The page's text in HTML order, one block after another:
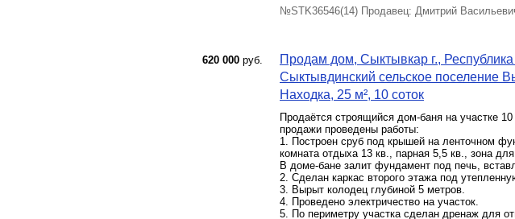
№STK36546(14) Продавец: Дмитрий
620 000 руб.
Продам дом, Сыктывкар г.,
Сыктывдинский сельское поселение
Находка, 25 м², 10 соток
Продаётся строящийся дом-баня на участке
продажи проведены работы:
1. Построен сруб под крышей на ленточном
комната отдыха 13 кв., парная 5,5 кв., зона
В доме-бане залит фундамент под печь,
2. Сделан каркас второго этажа под
3. Вырыт колодец глубиной 5 метров.
4. Проведено электричество на участок.
5. По периметру участка сделан дренаж для